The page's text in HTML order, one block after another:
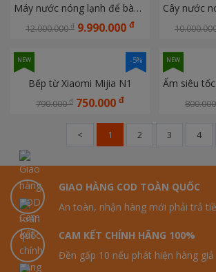
Máy nước nóng lạnh để bàn Xiaomi Mijia Kiêm lọc nước MRCH122
12.000.000đ 9.990.000 đ
Bếp từ Xiaomi Mijia N1
790.000đ 750.000 đ
-5%
NEW NEW
< 1 2 3 4
GIAO HÀNG COD TOÀN QUỐC
An toàn, nhận hàng mới phải trả
CAM KẾT CHÍNH HÃNG 100%
Đền gấp 10 nếu phát hiện hàng giả